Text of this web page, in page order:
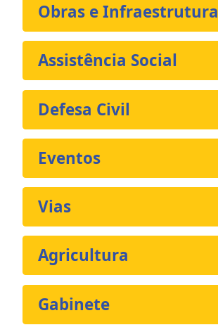
Obras e Infraestrutura
Assistência Social
Defesa Civil
Eventos
Vias
Agricultura
Gabinete